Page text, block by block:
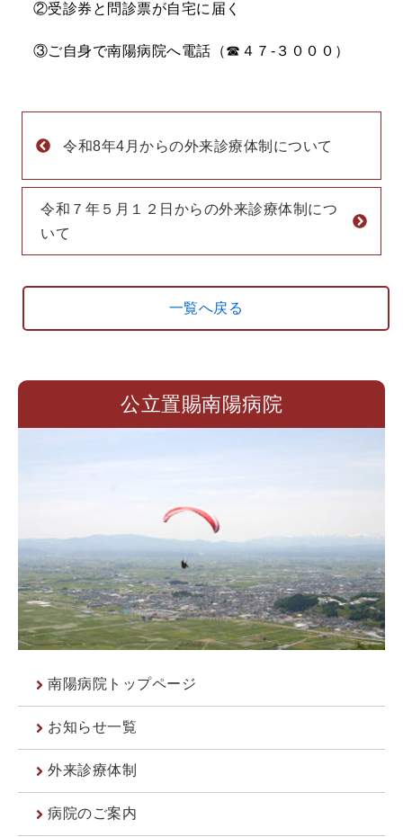
②受診券と問診票が自宅に届く
③ご自身で南陽病院へ電話（☎４７-３０００）
令和8年4月からの外来診療体制について
令和７年５月１２日からの外来診療体制につ
いて
一覧へ戻る
公立置賜南陽病院
南陽病院トップページ
お知らせ一覧
外来診療体制
病院のご案内